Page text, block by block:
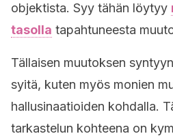
objektista. Syy tähän löytyy
tasolla tapahtuneesta
Tällaisen muutoksen
syitä, kuten myös monien
hallusinaatioiden kohdalla.
tarkastelun kohteena on